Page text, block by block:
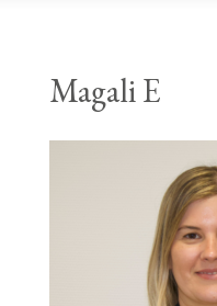
Magali E